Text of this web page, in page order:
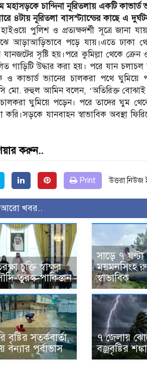
মহাসড়কে চান্দিনা নূরিতলায় একটি
৪টায় নূরিতলা বাসস্ট্যান্ডের কাছে এ
পুলিশ ও প্রত্যক্ষদর্শী সূত্রে জানা
আড়াআড়িভাবে পড়ে যায়।এতে ঢাকা
যানজটের সৃষ্টি হয়।পরে কুমিল্লা থেকে ক্রেন
গাড়িটি উদ্ধার করা হয়। পরে যান
ও কাভার্ড ভ্যানের চালকরা পথে
মো. রুহুল আমিন বলেন, ‘অতিরিক্ত বোঝাই
ঘুমিয়ে পড়েন। পরে তাদের ঘুম
করি।সড়কে যানবাহন স্বাভাবিক অবস্থা
করুন..
Print উত্তরা নিউজ
আরো খবর..
চুক্তি স্বাক্ষর
তুরস্ক-পাকিস্তান
সাড়ে ৭
ময়মনসিংহ
স্বাভাবিক
বৃষ্টির সতর্কবার্তা,
বন্যার পূর্বাভাস
৭ জেলায়
বজ্রবৃষ্টির শঙ্কা